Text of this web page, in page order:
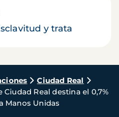
y trata
Ciudad Real
Real destina el 0,7%
Manos Unidas